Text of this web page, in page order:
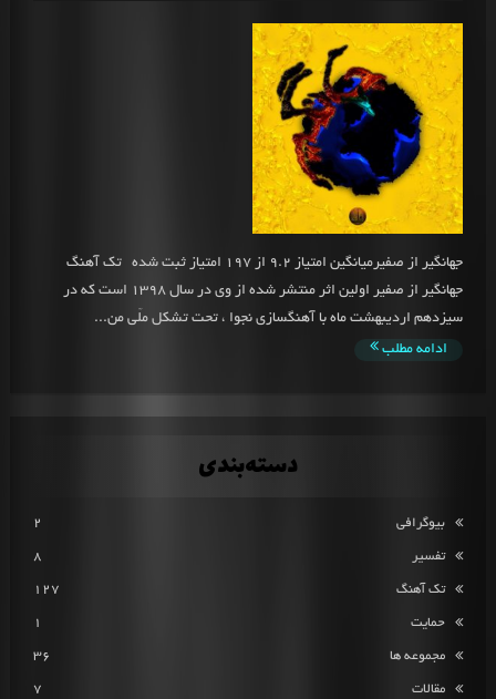
جهانگیر از صفیرمیانگین امتیاز 9.2 از 197 امتیاز ثبت شده تک آهنگ
جهانگیر از صفیر اولین اثر منتشر شده از وی در سال 1398 است که در
سیزدهم اردیبهشت ماه با آهنگسازی نجوا ، تحت تشکل ملّی من...
ادامه مطلب
دسته‌بندی
بیوگرافی 2
تفسیر 8
تک آهنگ 127
حمایت 1
مجموعه ها 36
مقالات 7